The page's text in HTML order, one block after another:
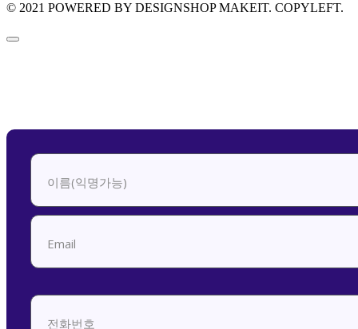
© 2021 POWERED BY DESIGNSHOP MAKEIT. COPYLEFT.